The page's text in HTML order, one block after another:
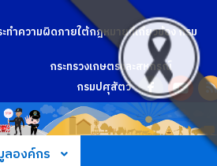
ำความผิดภายใต้กฎหมายที่เกี่ยวข้อง กรม
กระทรวงเกษตรและสหกรณ์
กรมปศุสัตว์
ลองค์กร